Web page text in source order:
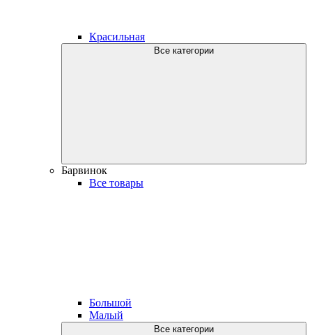
Красильная
Все категории
Барвинок
Все товары
Большой
Малый
Все категории